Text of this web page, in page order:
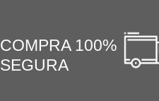
COMPRA 100%
SEGURA